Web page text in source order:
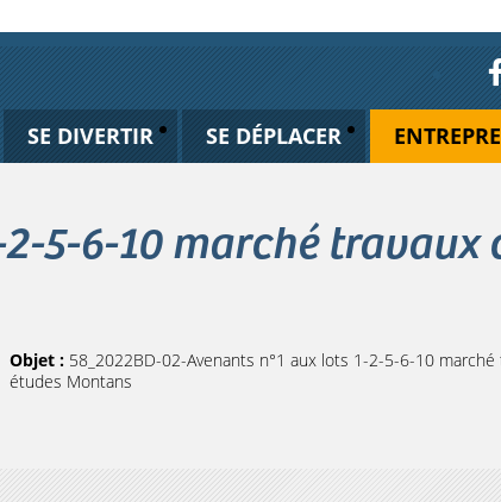
SE DIVERTIR SE DÉPLACER
5-6-10 marché travaux
Objet : 58_2022BD-02-Avenants n°1 aux lots 1-2-5-6-10
études Montans